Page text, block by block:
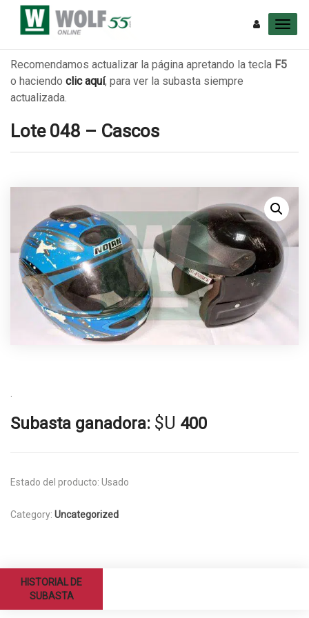
Recomendamos actualizar la página apretando la tecla F5
o haciendo clic aquí, para ver la subasta siempre
actualizada.
Lote 048 – Cascos
Subasta ganadora: $U 400
Estado del producto: Usado
Category: Uncategorized
HISTORIAL DE
SUBASTA